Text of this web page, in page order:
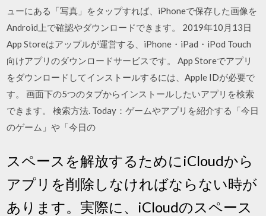
ューにある「写真」をタップすれば、iPhoneで保存した画像を
Android上で確認やダウンロードできます。 2019年10月13日
App Storeはアップルが運営する、iPhone・iPad・iPod Touch
向けアプリのダウンロードサービスです。 App Storeでアプリ
をダウンロードしてインストールするには、Apple IDが必要で
す。 画面下の5つのタブからインストールしたいアプリを検索
できます。 検索方法. Today：ゲームやアプリを紹介する「今日
のゲーム」や「今日の
スペースを解放するためにiCloudから
アプリを削除しなければならない時が
あります。実際に、iCloudのスペース